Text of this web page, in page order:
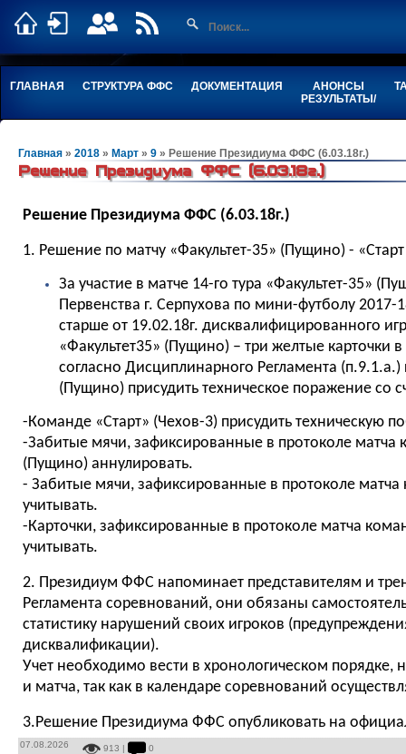
ГЛАВНАЯ СТРУКТУРА ФФС ДОКУМЕНТАЦИЯ
АНОНСЫ
РЕЗУЛЬТАТЫ/
Главная » 2018 » Март » 9 » Решение Президиума ФФС (6.03.18г.)
Решение Президиума ФФС (6.03.18г.)
Решение Президиума ФФС (6.03.18г.)
1. Решение по матчу «Факультет-35» (Пущино) -
За участие в матче 14-го тура «Факультет-35»
Первенства г. Серпухова по мини-футболу 2017-
старше от 19.02.18г. дисквалифицированного
«Факультет35» (Пущино) – три желтые карточки
согласно Дисциплинарного Регламента
(Пущино) присудить техническое поражение со
-Команде «Старт» (Чехов-3) присудить техническую
-Забитые мячи, зафиксированные в протоколе матча
(Пущино) аннулировать.
- Забитые мячи, зафиксированные в протоколе
учитывать.
-Карточки, зафиксированные в протоколе матча
учитывать.
2. Президиум ФФС напоминает представителям и
Регламента соревнований, они обязаны
статистику нарушений своих игроков
дисквалификации).
Учет необходимо вести в хронологическом порядке,
и матча, так как в календаре соревнований
3.Решение Президиума ФФС опубликовать на
07.08.2026 913 | 0